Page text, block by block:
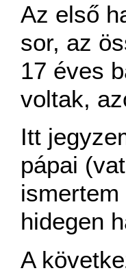
Az első
sor, az
17 éves
voltak,
Itt
pápai
hidegen
A